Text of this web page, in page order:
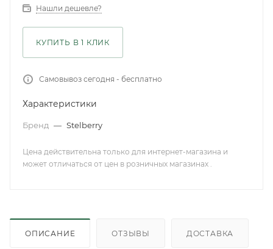
Нашли дешевле?
КУПИТЬ В 1 КЛИК
Самовывоз сегодня - бесплатно
Характеристики
Бренд — Stelberry
Цена действительна только для интернет-магазина и
может отличаться от цен в розничных магазинах .
ОПИСАНИЕ ОТЗЫВЫ ДОСТАВКА